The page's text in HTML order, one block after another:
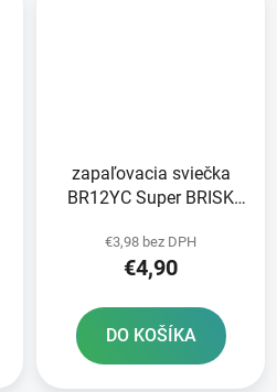
zapaľovacia sviečka
BR12YC Super BRISK
€3,98 bez DPH
€4,90
DO KOŠÍKA